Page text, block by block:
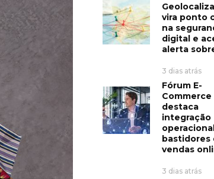
vira ponto
na
digital e
alerta
3 dias atrás
Fórum E-
Commerce
destaca
integração
bastidores
vendas
3 dias atrás